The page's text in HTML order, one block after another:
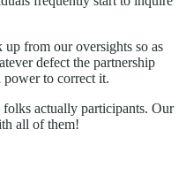
from our oversights so as
defect the partnership
power to correct it.
folks actually participants. Our
all of them!